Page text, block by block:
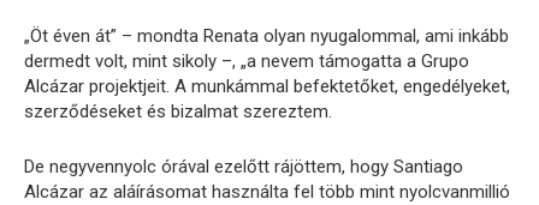
„Öt éven át” – mondta Renata olyan nyugalommal, ami inkább
dermedt volt, mint sikoly –, „a nevem támogatta a Grupo
Alcázar projektjeit. A munkámmal befektetőket, engedélyeket,
szerződéseket és bizalmat szereztem.
De negyvennyolc órával ezelőtt rájöttem, hogy Santiago
Alcázar az aláírásomat használta fel több mint nyolcvanmillió